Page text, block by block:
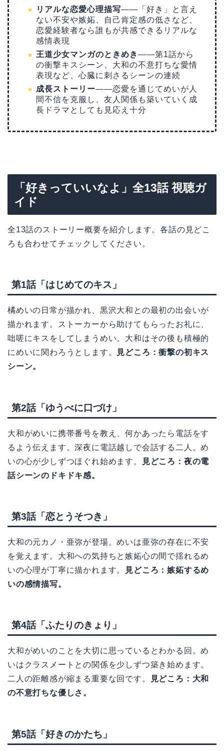
リアルな恋愛心理描写——「好き」と言え
ない不安や嫉妬、自己肯定感の低さなど、
恋愛経験者なら誰もが共感できるリアルな
感情表現
王道少女マンガのときめき——第1話から
の衝撃キスシーン、大和の不意打ちな愛情
表現など、心臓に刺さるシーンの連続
成長ストーリー——恋愛を通じてめいが人
間不信を克服し、友人関係も築いていく成
長ドラマとしても見応え十分
「好きっていいなよ」全13話 視聴ガ
イド
全13話のストーリー概要を紹介します。各話の見どこ
ろも合わせてチェックしてください。
第1話「はじめてのキス」
橘めいの日常が描かれ、黒沢大和との最初の出会いが
描かれます。ストーカーから助けてもらったお礼に、
咄嗟にキスをしてしまうめい。大和はその後も積極的
にめいに関わろうとします。
見どころ：衝撃の初キス
シーン。
第2話「ゆうべに口づけ」
大和がめいに携帯番号を教え、何かあったら電話をす
るよう伝えます。深夜に電話越しで会話する二人。め
いの心が少しずつほぐれ始めます。
見どころ：夜の電
話シーンのドキドキ感。
第3話「恋とうそつき」
大和の元カノ・亜弥が登場。めいは亜弥の存在に不安
を覚えます。大和への気持ちと嫉妬心の間で揺れるめ
いの心理が丁寧に描かれます。
見どころ：嫉妬するめ
いの感情描写。
第4話「ふたりのきょり」
大和がめいのことを大切に思っているとわかる回。め
いはクラスメートとの関係を少しずつ築き始めます。
二人の距離感が縮まる重要な回です。
見どころ：大和
の不意打ちな優しさ。
第5話「好きのかたち」